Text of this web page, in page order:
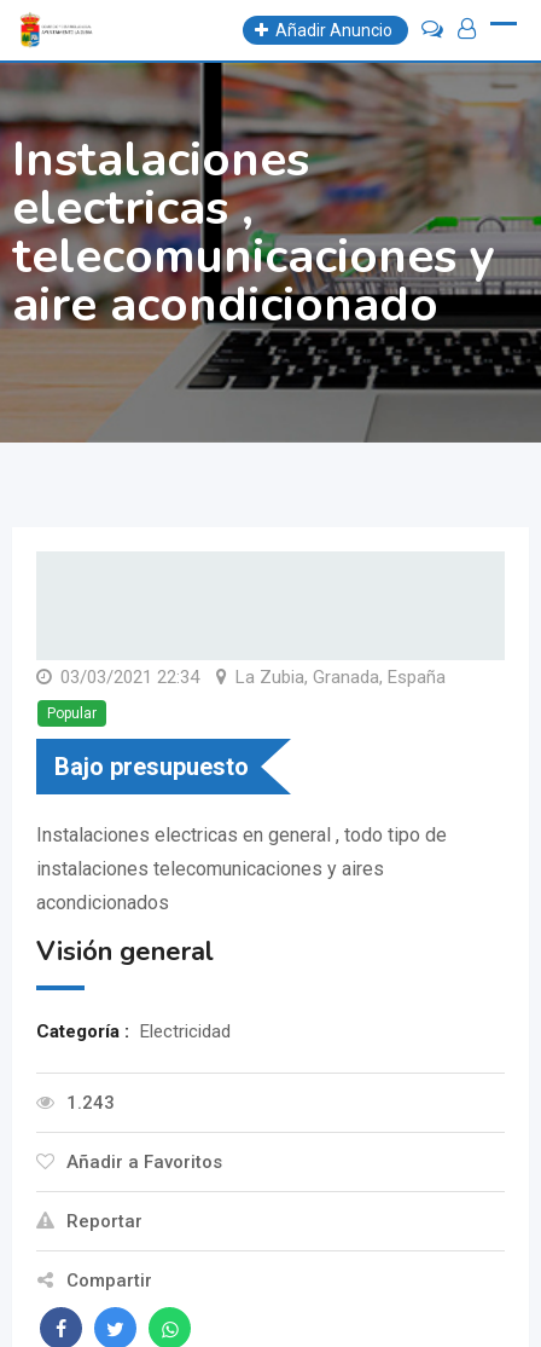
Skip
Añadir Anuncio
Instalaciones
electricas ,
telecomunicaciones y
aire acondicionado
03/03/2021 22:34 La Zubia, Granada, España
Popular
Bajo presupuesto
Instalaciones electricas en general , todo tipo de
instalaciones telecomunicaciones y aires
acondicionados
Visión general
Categoría : Electricidad
1.243
Añadir a Favoritos
Reportar
Compartir